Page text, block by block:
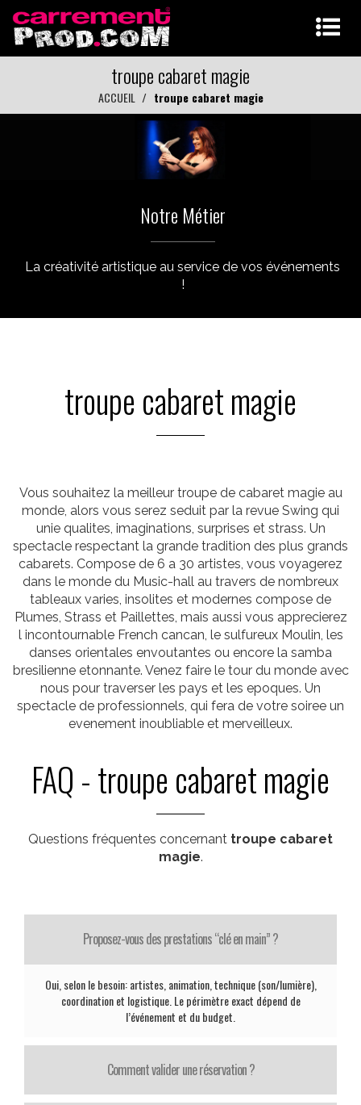
troupe cabaret magie
ACCUEIL troupe cabaret magie
Notre Métier
La créativité artistique au service de vos événements
!
troupe cabaret magie
Vous souhaitez la meilleur troupe de cabaret magie au
monde, alors vous serez seduit par la revue Swing qui
unie qualites, imaginations, surprises et strass. Un
spectacle respectant la grande tradition des plus grands
cabarets. Compose de 6 a 30 artistes, vous voyagerez
dans le monde du Music-hall au travers de nombreux
tableaux varies, insolites et modernes compose de
Plumes, Strass et Paillettes, mais aussi vous apprecierez
l incontournable French cancan, le sulfureux Moulin, les
danses orientales envoutantes ou encore la samba
bresilienne etonnante. Venez faire le tour du monde avec
nous pour traverser les pays et les epoques. Un
spectacle de professionnels, qui fera de votre soiree un
evenement inoubliable et merveilleux.
FAQ - troupe cabaret magie
Questions fréquentes concernant troupe cabaret
magie.
Proposez-vous des prestations “clé en main” ?
Oui, selon le besoin: artistes, animation, technique (son/lumière),
coordination et logistique. Le périmètre exact dépend de
l’événement et du budget.
Comment valider une réservation ?